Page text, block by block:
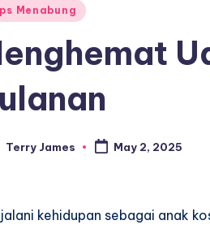
Menabung
Terry James May 2, 2025
kehidupan sebagai anak